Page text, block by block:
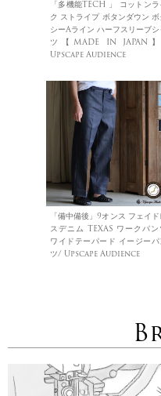
「多機能TECH 」 コットンラ
ク ストライプ ボタンダウン ボ
シーAライン ハーフスリーブシ
ツ【MADE IN JAPAN
Upscape Audience
「備中備後」9オンス フェイド
スデニム TEXAS ワークパン
ワイドテーパード イージーパ
ツ/ Upscape Audience